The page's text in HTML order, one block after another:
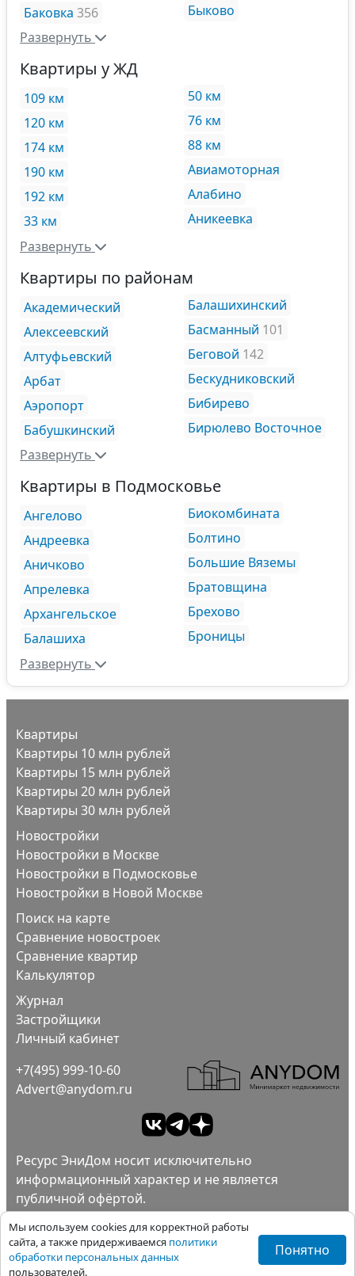
Мы используем cookies для корректной работы
сайта, а также придерживаемся политики
обработки персональных данных
пользователей.
Понятно
Баковка 356
Быково
Развернуть
Квартиры у ЖД
109 км
120 км
174 км
190 км
192 км
33 км
50 км
76 км
88 км
Авиамоторная
Алабино
Аникеевка
Развернуть
Квартиры по районам
Академический
Алексеевский
Алтуфьевский
Арбат
Аэропорт
Бабушкинский
Балашихинский
Басманный 101
Беговой 142
Бескудниковский
Бибирево
Бирюлево Восточное
Развернуть
Квартиры в Подмосковье
Ангелово
Андреевка
Аничково
Апрелевка
Архангельское
Балашиха
Биокомбината
Болтино
Большие Вяземы
Братовщина
Брехово
Броницы
Развернуть
Квартиры
Квартиры 10 млн рублей
Квартиры 15 млн рублей
Квартиры 20 млн рублей
Квартиры 30 млн рублей
Новостройки
Новостройки в Москве
Новостройки в Подмосковье
Новостройки в Новой Москве
Поиск на карте
Сравнение новостроек
Сравнение квартир
Калькулятор
Журнал
Застройщики
Личный кабинет
+7(495) 999-10-60
Advert@anydom.ru
Ресурс ЭниДом носит исключительно
информационный характер и не является
публичной офёртой.
Пользовательское соглашение.
Политика конфиденциальности.
Все права защищены ©ЭниДом 2012-2026